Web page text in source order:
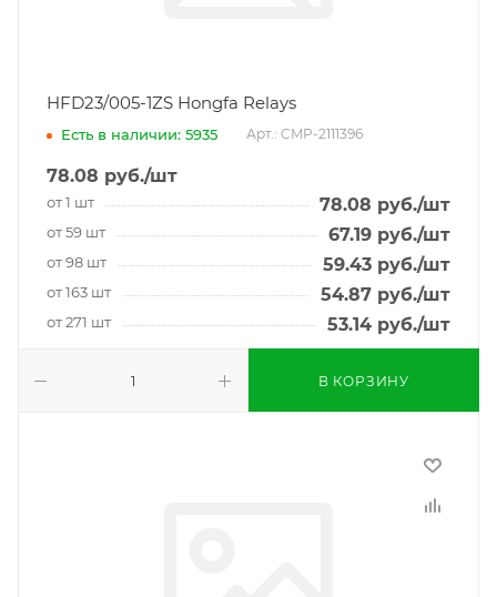
HFD23/005-1ZS Hongfa Relays
Есть в наличии: 5935 Арт.: CMP-2111396
78.08 руб./шт
от 1 шт 78.08 руб./шт
от 59 шт 67.19 руб./шт
от 98 шт 59.43 руб./шт
от 163 шт 54.87 руб./шт
от 271 шт 53.14 руб./шт
В КОРЗИНУ